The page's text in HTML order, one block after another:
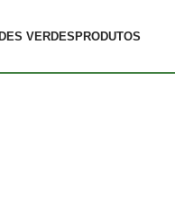
VERDESPRODUTOS